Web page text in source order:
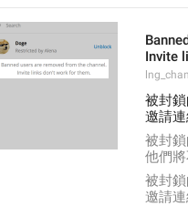
Invite
被封
邀請
被封
他們
被封
邀請